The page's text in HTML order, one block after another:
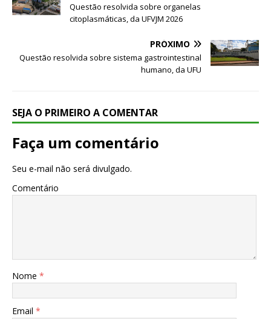
Questão resolvida sobre organelas
citoplasmáticas, da UFVJM 2026
PRÓXIMO
Questão resolvida sobre sistema gastrointestinal
humano, da UFU
SEJA O PRIMEIRO A COMENTAR
Faça um comentário
Seu e-mail não será divulgado.
Comentário
Nome *
Email *